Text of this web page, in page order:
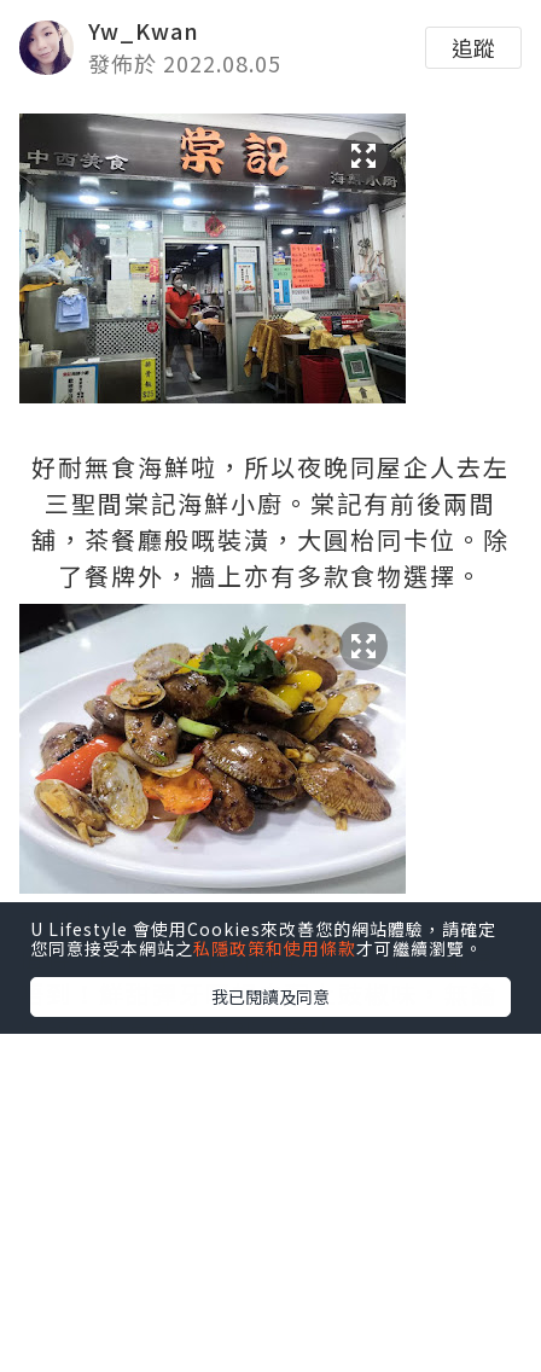
Yw_Kwan
發佈於 2022.08.05
追蹤
好耐無食海鮮啦，所以夜晚同屋企人去左
三聖間棠記海鮮小廚。棠記有前後兩間
舖，茶餐廳般嘅裝潢，大圓枱同卡位。除
了餐牌外，牆上亦有多款食物選擇。
豉椒炒蜆
值得一讚係吐沙得非常乾淨，一粒沙都食
唔到！鮮甜彈牙嘅蜆肉配上豉椒味，無論
當飯前小食或送飯都一流！
U Lifestyle 會使用Cookies來改善您的網站體驗，請確定
您同意接受本網站之私隱政策和使用條款才可繼續瀏覽。
我已閱讀及同意